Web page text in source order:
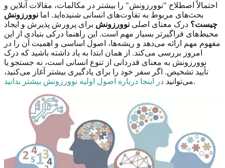
احتمالاً اصطلاح "نوورزونش" را بیشتر در مکالمات، مقالات آنلاین و
بحث‌های مربوط به تفاوت‌های انسانی شنیده‌اید. اما نوورزونش
چیست؟ درک معنای اصلی نوورزونش برای پرورش پذیرش و ایجاد
محیط‌های فراگیرتر بسیار مهم است. این راهنما درکی بنیادی از این
مفهوم مهم ارائه می‌دهد و ریشه‌ها، اصول اساسی و اهمیت آن را در
امروز بررسی می‌کند. از همان ابتدا به یاد داشته باشید که درک
نوورزونش به معنای قدردانی از تنوع انسانی است، نه جستجو یا
تأیید تشخیص. اگر سفر خود را برای یادگیری بیشتر آغاز می‌کنید،
می‌توانید در اینجا درباره اصول اولیه نوورزونش بیشتر بدانید .